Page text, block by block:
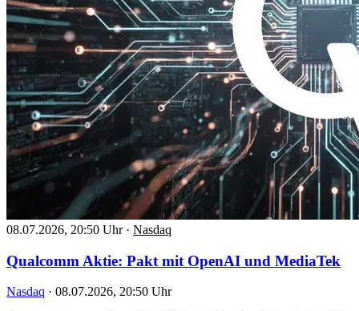
08.07.2026, 20:50 Uhr · Nasdaq
Qualcomm Aktie: Pakt mit OpenAI und MediaTek
Nasdaq · 08.07.2026, 20:50 Uhr